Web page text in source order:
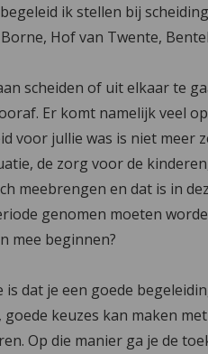
ik stellen bij
Hof van Twente,
scheiden of uit elkaar te
Er komt namelijk veel
voor jullie was is niet meer
de zorg voor de
meebrengen en dat is in
genomen moeten
mee beginnen?
is dat je een goede
keuzes kan maken
Op die manier ga je de